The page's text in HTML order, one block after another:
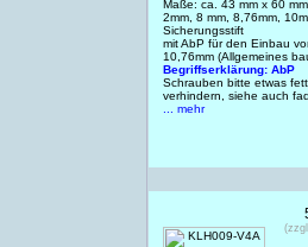
Maße: ca. 43 mm x 60
2mm, 8 mm, 8,76mm,
Sicherungsstift
mit AbP für den Einbau
10,76mm (Allgemeines
Begriffserklärung: AbP
Schrauben bitte etwas
verhindern, siehe auch
... mehr